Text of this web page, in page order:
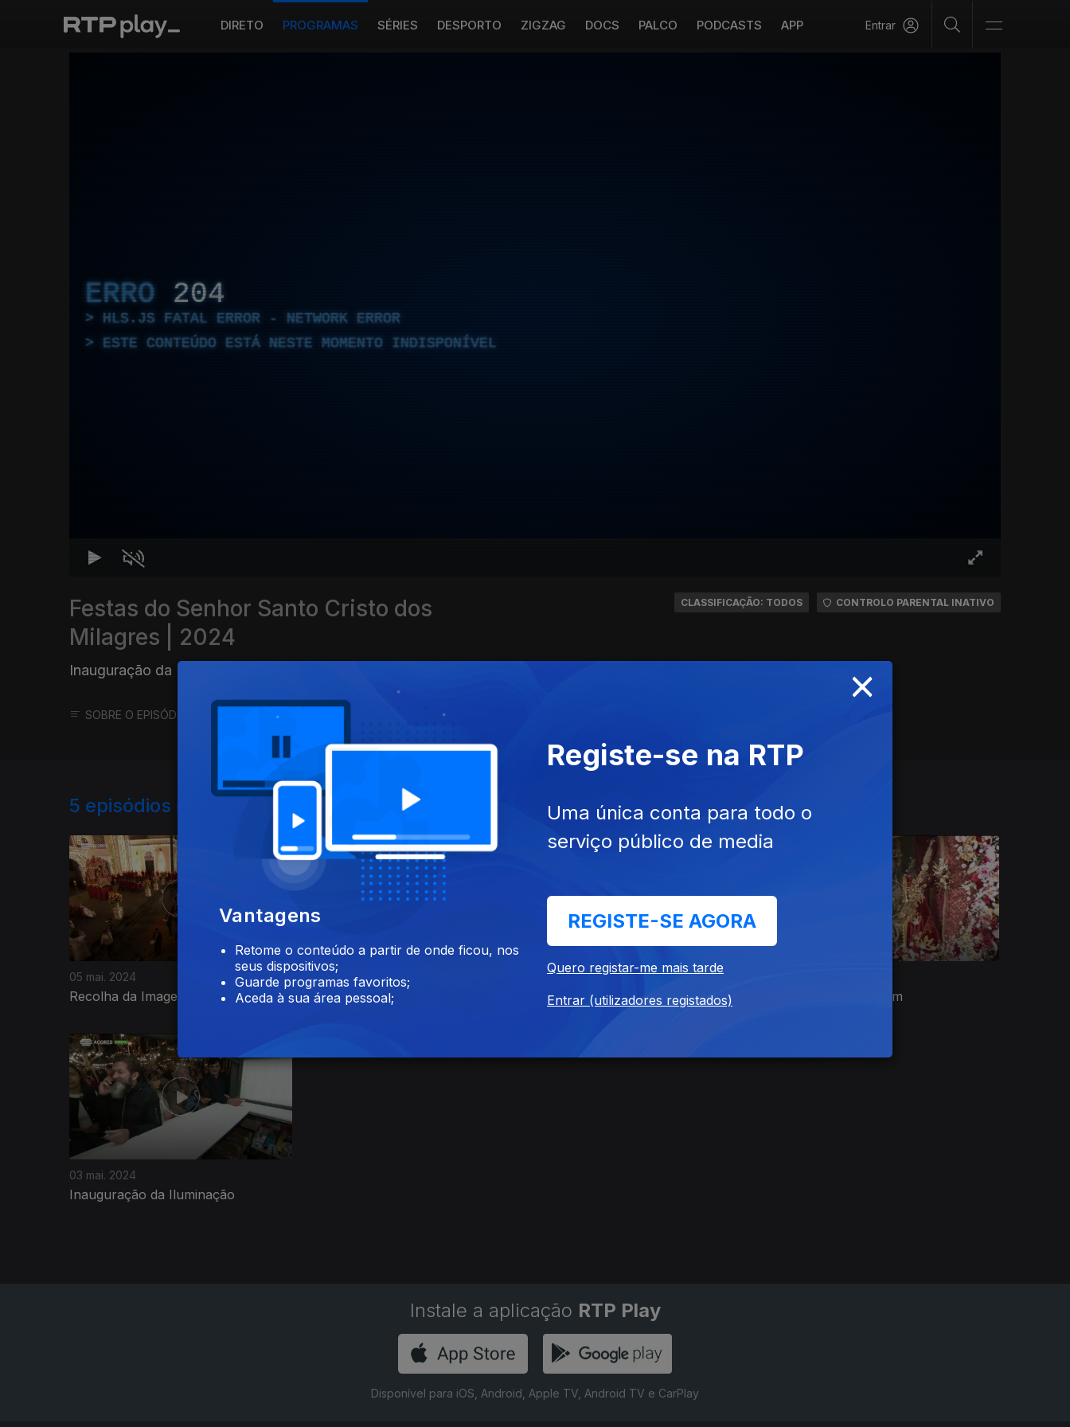
DIRETO PROGRAMAS SÉRIES DESPORTO ZIGZAG DOCS PALCO PODCASTS APP Entrar
ERRO 204
HLS.JS FATAL ERROR - NETWORK ERROR
ESTE CONTEÚDO ESTÁ NESTE MOMENTO INDISPONÍVEL
Festas do Senhor Santo Cristo dos
Milagres | 2024
Inauguração da Iluminação
CLASSIFICAÇÃO: TODOS CONTROLO PARENTAL INATIVO
SOBRE O EPISÓDIO SOBRE O PROGRAMA ACESSIBILIDADES
5 episódios disponíveis
05 mai. 2024
Recolha da Imagem
05 mai. 2024
Procissão
05 mai. 2024
Missa Solene Mudança da Imagem
03 mai. 2024
Inauguração da Iluminação
766765
Instale a aplicação RTP Play
Disponível para iOS, Android, Apple TV, Android TV e CarPlay
×
Vantagens
Retome o conteúdo a partir de onde ficou, nos
seus dispositivos;
Guarde programas favoritos;
Aceda à sua área pessoal;
Registe-se na RTP
Uma única conta para todo o
serviço público de media
REGISTE-SE AGORA
Quero registar-me mais tarde
Entrar (utilizadores registados)